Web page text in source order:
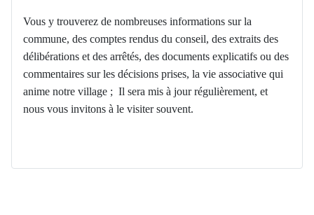
Vous y trouverez de nombreuses informations sur la
commune, des comptes rendus du conseil, des extraits des
délibérations et des arrêtés, des documents explicatifs ou des
commentaires sur les décisions prises, la vie associative qui
anime notre village ; Il sera mis à jour régulièrement, et
nous vous invitons à le visiter souvent.